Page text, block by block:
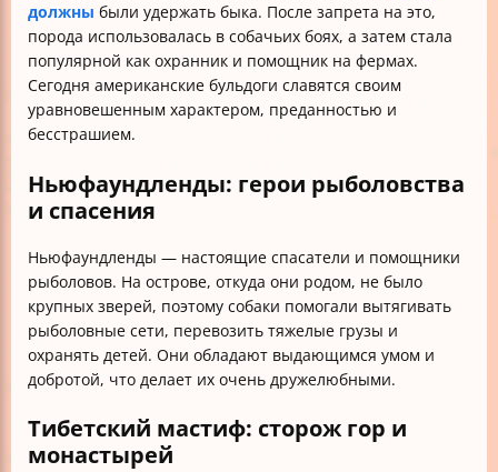
должны были удержать быка. После запрета на это,
порода использовалась в собачьих боях, а затем стала
популярной как охранник и помощник на фермах.
Сегодня американские бульдоги славятся своим
уравновешенным характером, преданностью и
бесстрашием.
Ньюфаундленды: герои рыболовства
и спасения
Ньюфаундленды — настоящие спасатели и помощники
рыболовов. На острове, откуда они родом, не было
крупных зверей, поэтому собаки помогали вытягивать
рыболовные сети, перевозить тяжелые грузы и
охранять детей. Они обладают выдающимся умом и
добротой, что делает их очень дружелюбными.
Тибетский мастиф: сторож гор и
монастырей